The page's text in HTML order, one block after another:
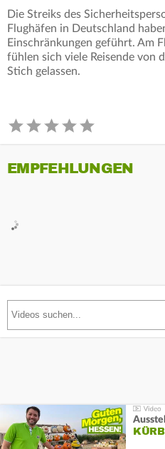
Die Streiks des
Flughäfen in Deutschland
Einschränkungen geführt. Am
fühlen sich viele Reisende von
Stich gelassen.
EMPFEHLUNGEN